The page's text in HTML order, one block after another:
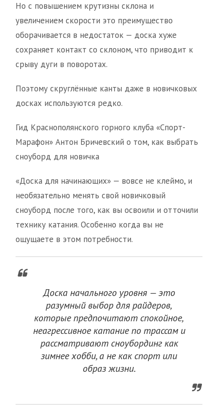
Но с повышением крутизны склона и
увеличением скорости это преимущество
оборачивается в недостаток — доска хуже
сохраняет контакт со склоном, что приводит к
срыву дуги в поворотах.
Поэтому скруглённые канты даже в новичковых
досках используются редко.
Гид Краснополянского горного клуба «Спорт-
Марафон» Антон Бричевский о том, как выбрать
сноуборд для новичка
«Доска для начинающих» — вовсе не клеймо, и
необязательно менять свой новичковый
сноуборд после того, как вы освоили и отточили
технику катания. Особенно когда вы не
ощущаете в этом потребности.
Доска начального уровня — это
разумный выбор для райдеров,
которые предпочитают спокойное,
неагрессивное катание по трассам и
рассматривают сноубординг как
зимнее хобби, а не как спорт или
образ жизни.